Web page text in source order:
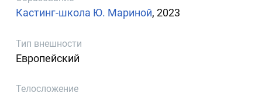
Кастинг-школа Ю. Мариной, 2023
Тип внешности
Европейский
Телосложение